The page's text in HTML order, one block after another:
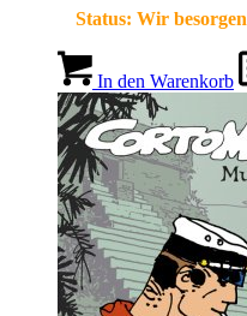
Status: Wir besorgen
In den Warenkorb